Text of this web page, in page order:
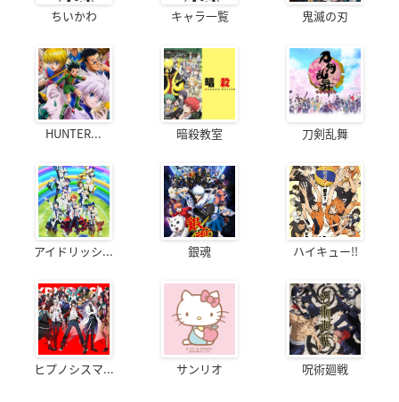
ちいかわ キャラ一覧 鬼滅の刃
HUNTER... 暗殺教室 刀剣乱舞
アイドリッシ... 銀魂 ハイキュー!!
ヒプノシスマ... サンリオ 呪術廻戦